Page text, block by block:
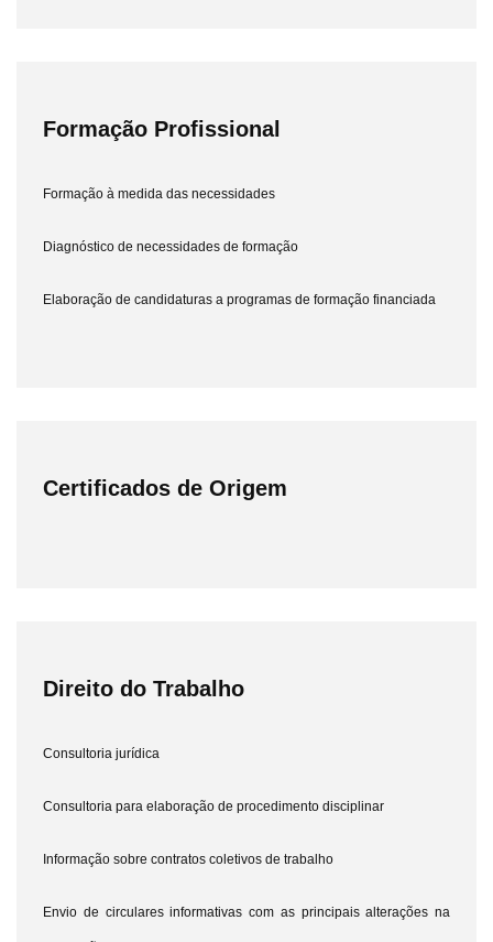
Formação Profissional
Formação à medida das necessidades
Diagnóstico de necessidades de formação
Elaboração de candidaturas a programas de formação financiada
Certificados de Origem
Direito do Trabalho
Consultoria jurídica
Consultoria para elaboração de procedimento disciplinar
Informação sobre contratos coletivos de trabalho
Envio de circulares informativas com as principais alterações na